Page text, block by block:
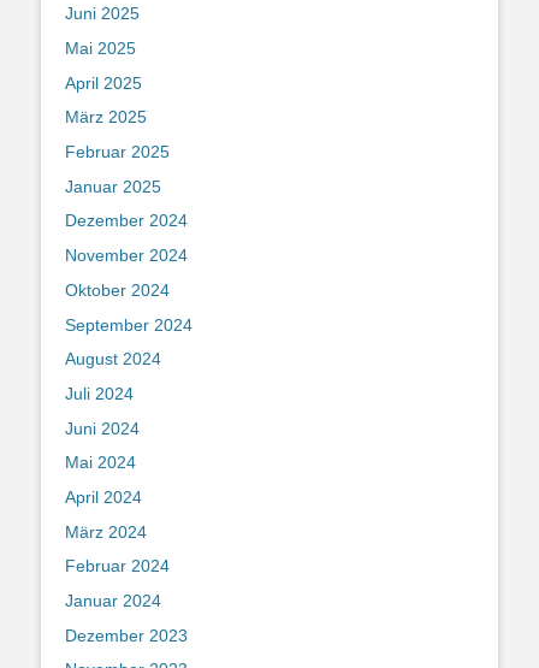
Juni 2025
Mai 2025
April 2025
März 2025
Februar 2025
Januar 2025
Dezember 2024
November 2024
Oktober 2024
September 2024
August 2024
Juli 2024
Juni 2024
Mai 2024
April 2024
März 2024
Februar 2024
Januar 2024
Dezember 2023